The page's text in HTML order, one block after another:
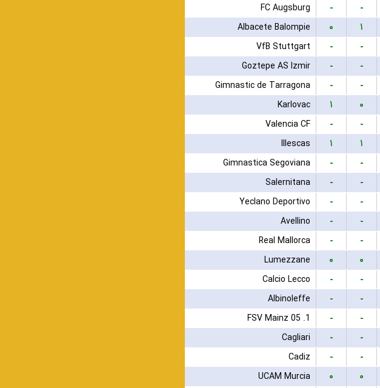
FC Augsburg
- -
Albacete Balompie
۰ ۱
VfB Stuttgart
- -
Goztepe AS Izmir
- -
Gimnastic de Tarragona
- -
Karlovac
۱ ۰
Valencia CF
- -
Illescas
۱ ۱
Gimnastica Segoviana
- -
Salernitana
- -
Yeclano Deportivo
- -
Avellino
- -
Real Mallorca
- -
Lumezzane
۰ ۰
Calcio Lecco
- -
Albinoleffe
- -
1. FSV Mainz 05
- -
Cagliari
- -
Cadiz
- -
UCAM Murcia
۰ ۰